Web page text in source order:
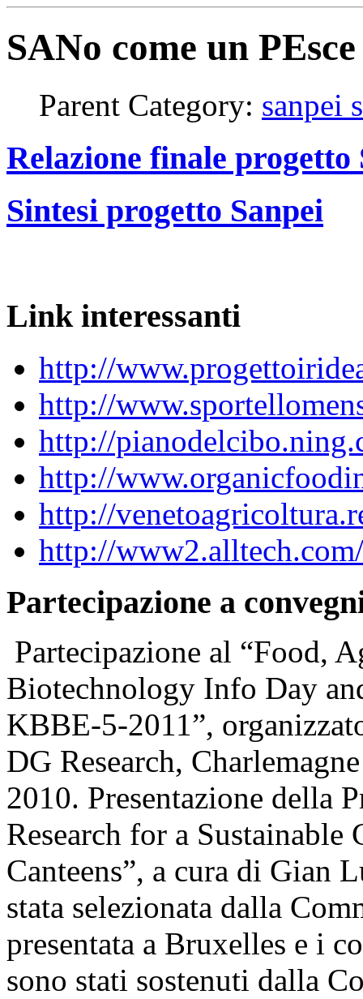
SANo come un
Parent Category: sanpei
Relazione finale progetto
Sintesi progetto Sanpei
Link interessanti
http://
http://
http://
http://
http://
http://
Partecipazione a
Partecipazione al “Food,
Biotechnology Info Day
KBBE-5-2011”,
DG Research,
2010. Presentazione della
Research for a
Canteens”, a cura di Gian
stata selezionata dalla
presentata a Bruxelles e i
sono stati sostenuti dalla